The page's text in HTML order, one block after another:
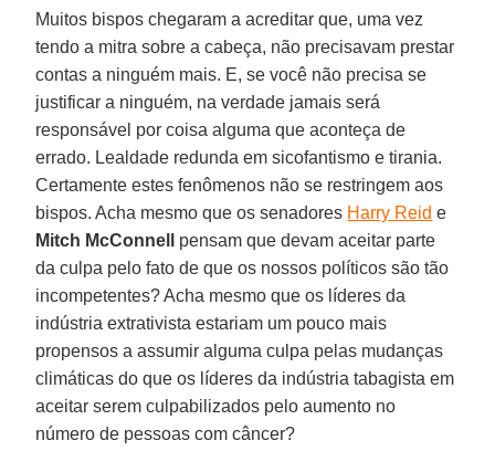
Muitos bispos chegaram a acreditar que, uma vez
tendo a mitra sobre a cabeça, não precisavam prestar
contas a ninguém mais. E, se você não precisa se
justificar a ninguém, na verdade jamais será
responsável por coisa alguma que aconteça de
errado. Lealdade redunda em sicofantismo e tirania.
Certamente estes fenômenos não se restringem aos
bispos. Acha mesmo que os senadores Harry Reid e
Mitch McConnell
pensam que devam aceitar parte
da culpa pelo fato de que os nossos políticos são tão
incompetentes? Acha mesmo que os líderes da
indústria extrativista estariam um pouco mais
propensos a assumir alguma culpa pelas mudanças
climáticas do que os líderes da indústria tabagista em
aceitar serem culpabilizados pelo aumento no
número de pessoas com câncer?